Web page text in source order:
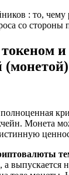
: то, чему
со стороны
и
(монетой)
Монета
а выпускается